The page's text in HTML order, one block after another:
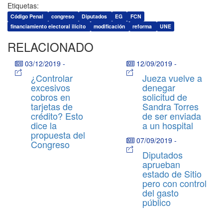
Etiquetas:
Código Penal congreso Diputados EG
FCN
financiamiento electoral ilícito
modificación reforma UNE
RELACIONADO
03/12/2019 -
¿Controlar
excesivos
cobros en
tarjetas de
crédito? Esto
dice la
propuesta del
Congreso
12/09/2019 -
Jueza vuelve a
denegar
solicitud de
Sandra Torres
de ser enviada
a un hospital
07/09/2019 -
Diputados
aprueban
estado de Sitio
pero con control
del gasto
público